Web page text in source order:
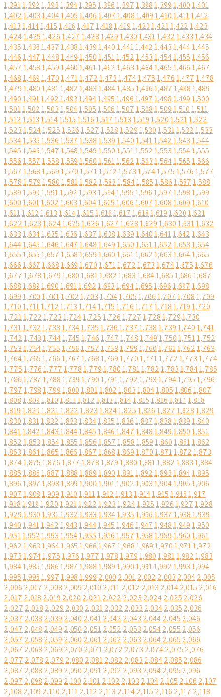
1,3911,3921,3931,3941,3951,3961,3971,3981,3991,4001,401
1,4021,4031,4041,4051,4061,4071,4081,4091,4101,4111,412
1,4131,4141,4151,4161,4171,4181,4191,4201,4211,4221,423
1,4241,4251,4261,4271,4281,4291,4301,4311,4321,4331,434
1,4351,4361,4371,4381,4391,4401,4411,4421,4431,4441,445
1,4461,4471,4481,4491,4501,4511,4521,4531,4541,4551,456
1,4571,4581,4591,4601,4611,4621,4631,4641,4651,4661,467
1,4681,4691,4701,4711,4721,4731,4741,4751,4761,4771,478
1,4791,4801,4811,4821,4831,4841,4851,4861,4871,4881,489
1,4901,4911,4921,4931,4941,4951,4961,4971,4981,4991,500
1,5011,5021,5031,5041,5051,5061,5071,5081,5091,5101,511
1,5121,5131,5141,5151,5161,5171,5181,5191,5201,5211,522
1,5231,5241,5251,5261,5271,5281,5291,5301,5311,5321,533
1,5341,5351,5361,5371,5381,5391,5401,5411,5421,5431,544
1,5451,5461,5471,5481,5491,5501,5511,5521,5531,5541,555
1,5561,5571,5581,5591,5601,5611,5621,5631,5641,5651,566
1,5671,5681,5691,5701,5711,5721,5731,5741,5751,5761,577
1,5781,5791,5801,5811,5821,5831,5841,5851,5861,5871,588
1,5891,5901,5911,5921,5931,5941,5951,5961,5971,5981,599
1,6001,6011,6021,6031,6041,6051,6061,6071,6081,6091,610
1,6111,6121,6131,6141,6151,6161,6171,6181,6191,6201,621
1,6221,6231,6241,6251,6261,6271,6281,6291,6301,6311,632
1,6331,6341,6351,6361,6371,6381,6391,6401,6411,6421,643
1,6441,6451,6461,6471,6481,6491,6501,6511,6521,6531,654
1,6551,6561,6571,6581,6591,6601,6611,6621,6631,6641,665
1,6661,6671,6681,6691,6701,6711,6721,6731,6741,6751,676
1,6771,6781,6791,6801,6811,6821,6831,6841,6851,6861,687
1,6881,6891,6901,6911,6921,6931,6941,6951,6961,6971,698
1,6991,7001,7011,7021,7031,7041,7051,7061,7071,7081,709
1,7101,7111,7121,7131,7141,7151,7161,7171,7181,7191,720
1,7211,7221,7231,7241,7251,7261,7271,7281,7291,730
1,7311,7321,7331,7341,7351,7361,7371,7381,7391,7401,741
1,7421,7431,7441,7451,7461,7471,7481,7491,7501,7511,752
1,7531,7541,7551,7561,7571,7581,7591,7601,7611,7621,763
1,7641,7651,7661,7671,7681,7691,7701,7711,7721,7731,774
1,7751,7761,7771,7781,7791,7801,7811,7821,7831,7841,785
1,7861,7871,7881,7891,7901,7911,7921,7931,7941,7951,796
1,7971,7981,7991,8001,8011,8021,8031,8041,8051,8061,807
1,8081,8091,8101,8111,8121,8131,8141,8151,8161,8171,818
1,8191,8201,8211,8221,8231,8241,8251,8261,8271,8281,829
1,8301,8311,8321,8331,8341,8351,8361,8371,8381,8391,840
1,8411,8421,8431,8441,8451,8461,8471,8481,8491,8501,851
1,8521,8531,8541,8551,8561,8571,8581,8591,8601,8611,862
1,8631,8641,8651,8661,8671,8681,8691,8701,8711,8721,873
1,8741,8751,8761,8771,8781,8791,8801,8811,8821,8831,884
1,8851,8861,8871,8881,8891,8901,8911,8921,8931,8941,895
1,8961,8971,8981,8991,9001,9011,9021,9031,9041,9051,906
1,9071,9081,9091,9101,9111,9121,9131,9141,9151,9161,917
1,9181,9191,9201,9211,9221,9231,9241,9251,9261,9271,928
1,9291,9301,9311,9321,9331,9341,9351,9361,9371,9381,939
1,9401,9411,9421,9431,9441,9451,9461,9471,9481,9491,950
1,9511,9521,9531,9541,9551,9561,9571,9581,9591,9601,961
1,9621,9631,9641,9651,9661,9671,9681,9691,9701,9711,972
1,9731,9741,9751,9761,9771,9781,9791,9801,9811,9821,983
1,9841,9851,9861,9871,9881,9891,9901,9911,9921,9931,994
1,9951,9961,9971,9981,999 2,000 2,0012,002 2,003 2,0042,005
2,006 2,007 2,008 2,009 2,010 2,0112,012 2,013 2,0142,015 2,016
2,017 2,018 2,019 2,020 2,0212,022 2,023 2,0242,025 2,026
2,027 2,028 2,029 2,030 2,0312,032 2,033 2,0342,035 2,036
2,037 2,038 2,039 2,040 2,0412,042 2,043 2,0442,045 2,046
2,047 2,048 2,049 2,050 2,0512,052 2,053 2,0542,055 2,056
2,057 2,058 2,059 2,060 2,0612,062 2,063 2,0642,065 2,066
2,067 2,068 2,069 2,070 2,0712,072 2,073 2,0742,075 2,076
2,077 2,078 2,079 2,080 2,0812,082 2,083 2,0842,085 2,086
2,087 2,088 2,089 2,090 2,0912,092 2,093 2,0942,095 2,096
2,097 2,098 2,099 2,100 2,1012,102 2,103 2,1042,105 2,106 2,107
2,108 2,109 2,110 2,1112,112 2,113 2,1142,115 2,116 2,117 2,118